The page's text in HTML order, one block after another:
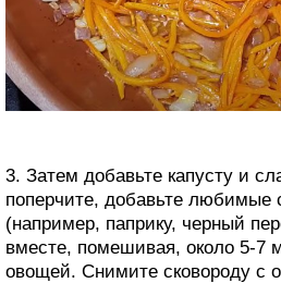
3. Затем добавьте капусту и
поперчите, добавьте любимые
(например, паприку, черный
вместе, помешивая, около 5-7
овощей. Снимите сковороду с